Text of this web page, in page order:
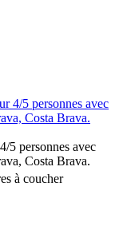
5 personnes avec
Costa Brava.
à coucher